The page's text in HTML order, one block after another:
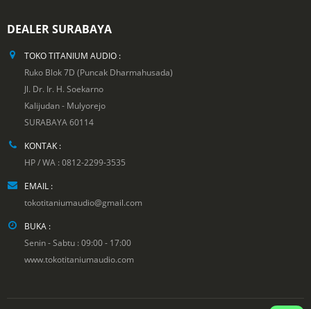
DEALER SURABAYA
TOKO TITANIUM AUDIO :
Ruko Blok 7D (Puncak Dharmahusada)
Jl. Dr. Ir. H. Soekarno
Kalijudan - Mulyorejo
SURABAYA 60114
KONTAK :
HP / WA : 0812-2299-3535
EMAIL :
tokotitaniumaudio@gmail.com
BUKA :
Senin - Sabtu : 09:00 - 17:00
www.tokotitaniumaudio.com